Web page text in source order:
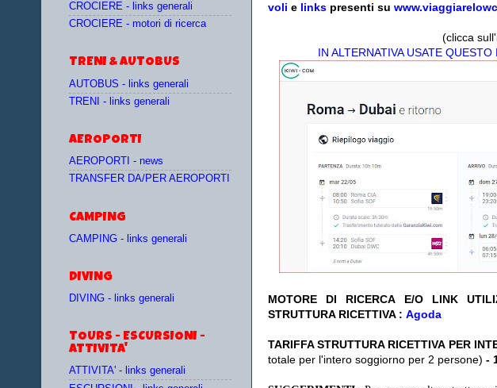
voli e links presenti su
(clicca
IN ALTERNATIVA USATE
MOTORE DI RICERCA E/O LINK
STRUTTURA RICETTIVA : Agoda
TARIFFA STRUTTURA RICETTIVA PER
totale per l'intero soggiorno per 2 persone) -
CROCIERE - links generali
CROCIERE - motori di ricerca
TRENI & AUTOBUS
AUTOBUS - links generali
TRENI - links generali
AEROPORTI
AEROPORTI - news
TRANSFER DA/PER AEROPORTI
CAMPING
CAMPING - links generali
DIVING
DIVING - links generali
TOURS - ESCURSIONI -
ATTIVITA'
ATTIVITA' - links generali